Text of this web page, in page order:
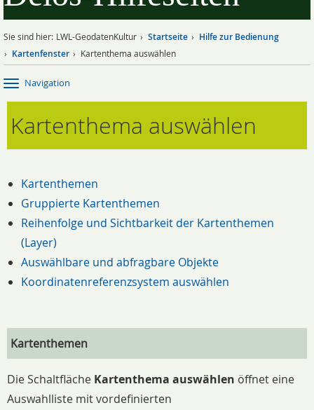
Sie sind hier: LWL-GeodatenKultur Startseite
Hilfe zur Bedienung
Kartenfenster
Kartenthema auswählen
Navigation
Kartenthema auswählen
Kartenthemen
Gruppierte Kartenthemen
Reihenfolge und Sichtbarkeit der Kartenthemen
(Layer)
Auswählbare und abfragbare Objekte
Koordinatenreferenzsystem auswählen
Kartenthemen
Die Schaltfläche Kartenthema auswählen öffnet eine
Auswahlliste mit vordefinierten